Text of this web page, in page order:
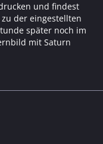
und findest
der eingestellten
später noch im
mit Saturn